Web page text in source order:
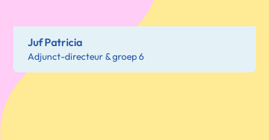
Juf Patricia
Adjunct-directeur & groep 6